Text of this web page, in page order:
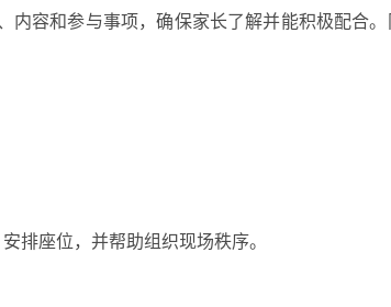
内容和参与事项，确保家长了解并能积极配合
排座位，并帮助组织现场秩序。